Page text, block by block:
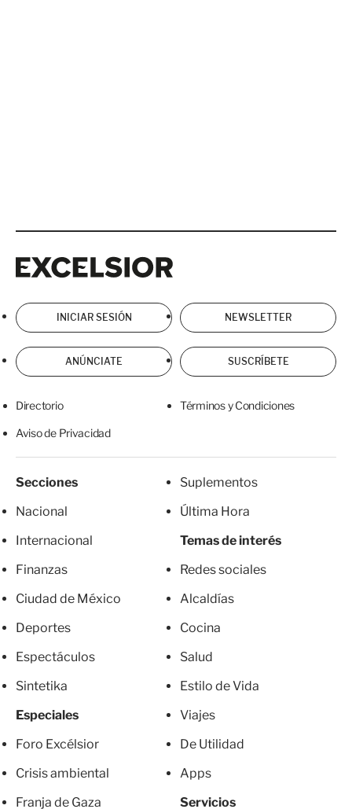
INICIAR SESIÓN NEWSLETTER
ANÚNCIATE SUSCRÍBETE
Directorio Términos y Condiciones
Aviso de Privacidad
Secciones
Nacional
Internacional
Finanzas
Ciudad de México
Deportes
Espectáculos
Sintetika
Especiales
Foro Excélsior
Crisis ambiental
Franja de Gaza
Suplementos
Última Hora
Temas de interés
Redes sociales
Alcaldías
Cocina
Salud
Estilo de Vida
Viajes
De Utilidad
Apps
Servicios